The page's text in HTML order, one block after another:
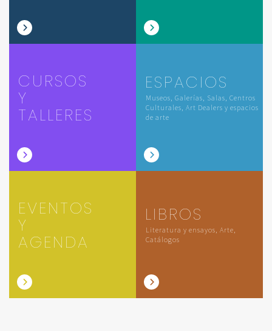
CURSOS
Y
TALLERES
ESPACIOS
Museos, Galerías, Salas, Centros
Culturales, Art Dealers y espacios
de arte
EVENTOS
Y
AGENDA
LIBROS
Literatura y ensayos, Arte,
Catálogos